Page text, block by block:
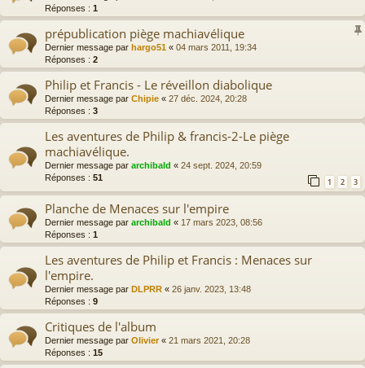
Réponses : 1
prépublication piège machiavélique
Dernier message par hargo51 « 04 mars 2011, 19:34
Réponses : 2
Philip et Francis - Le réveillon diabolique
Dernier message par Chipie « 27 déc. 2024, 20:28
Réponses : 3
Les aventures de Philip & francis-2-Le piège
machiavélique.
Dernier message par archibald « 24 sept. 2024, 20:59
Réponses : 51 1 2 3
Planche de Menaces sur l'empire
Dernier message par archibald « 17 mars 2023, 08:56
Réponses : 1
Les aventures de Philip et Francis : Menaces sur
l'empire.
Dernier message par DLPRR « 26 janv. 2023, 13:48
Réponses : 9
Critiques de l'album
Dernier message par Olivier« 21 mars 2021, 20:28
Réponses : 15